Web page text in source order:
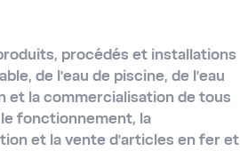
procédés et installations
de l'eau de piscine, de l'eau
et la commercialisation de tous
fonctionnement, la
et la vente d'articles en fer et